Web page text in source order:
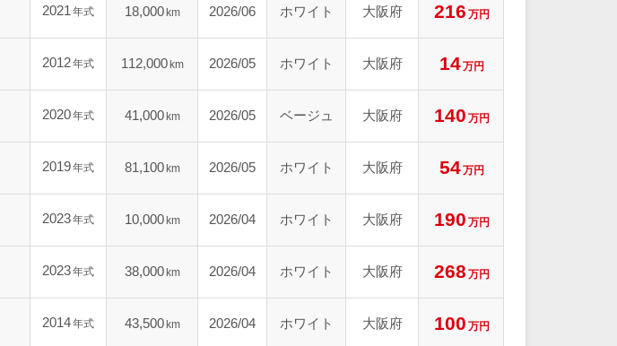
2021 年式 18,000 km 2026/06 ホワイト 大阪府 216 万円
2012年式 112,000 km 2026/05 ホワイト 大阪府 14万円
2020年式 41,000 km 2026/05 ベージュ 大阪府 140 万円
2019年式 81,100 km 2026/05 ホワイト 大阪府 54万円
2023年式 10,000 km 2026/04 ホワイト 大阪府 190 万円
2023年式 38,000 km 2026/04 ホワイト 大阪府 268 万円
2014年式 43,500 km 2026/04 ホワイト 大阪府 100 万円